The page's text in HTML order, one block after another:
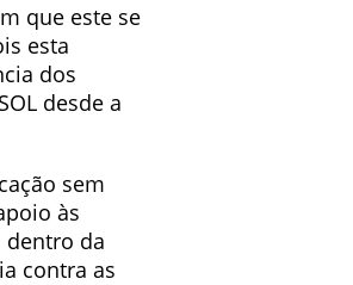
que este se
esta
dos
desde a
sem
às
dentro da
contra as